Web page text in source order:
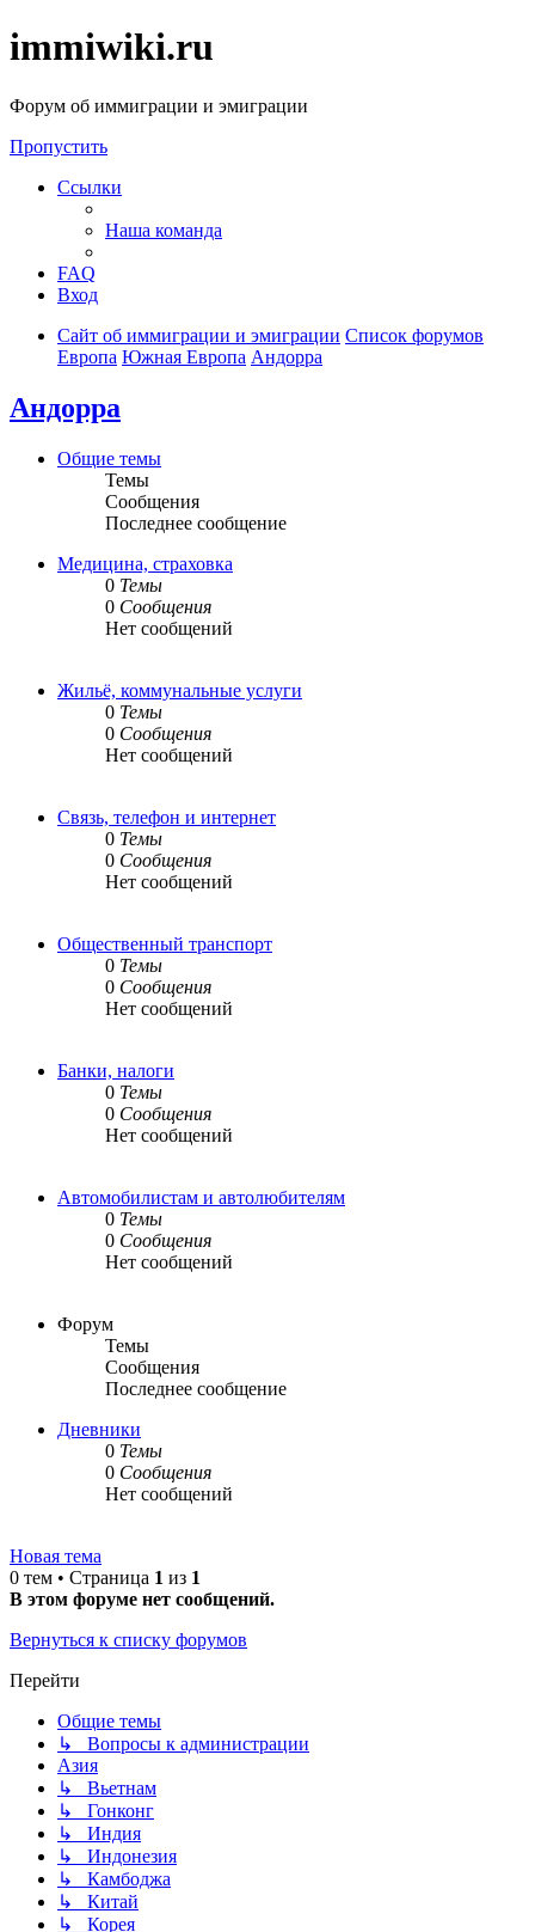
immiwiki.ru
Форум об иммиграции и эмиграции
Пропустить
Ссылки
Наша команда
FAQ
Вход
Сайт об иммиграции и эмиграции Список форумов
Европа Южная Европа Андорра
Андорра
Общие темы
Темы
Сообщения
Последнее сообщение
Медицина, страховка
0 Темы
0 Сообщения
Нет сообщений
Жильё, коммунальные услуги
0 Темы
0 Сообщения
Нет сообщений
Связь, телефон и интернет
0 Темы
0 Сообщения
Нет сообщений
Общественный транспорт
0 Темы
0 Сообщения
Нет сообщений
Банки, налоги
0 Темы
0 Сообщения
Нет сообщений
Автомобилистам и автолюбителям
0 Темы
0 Сообщения
Нет сообщений
Форум
Темы
Сообщения
Последнее сообщение
Дневники
0 Темы
0 Сообщения
Нет сообщений
Новая тема
0 тем • Страница 1 из 1
В этом форуме нет сообщений.
Вернуться к списку форумов
Перейти
Общие темы
↳ Вопросы к администрации
Азия
↳ Вьетнам
↳ Гонконг
↳ Индия
↳ Индонезия
↳ Камбоджа
↳ Китай
↳ Корея